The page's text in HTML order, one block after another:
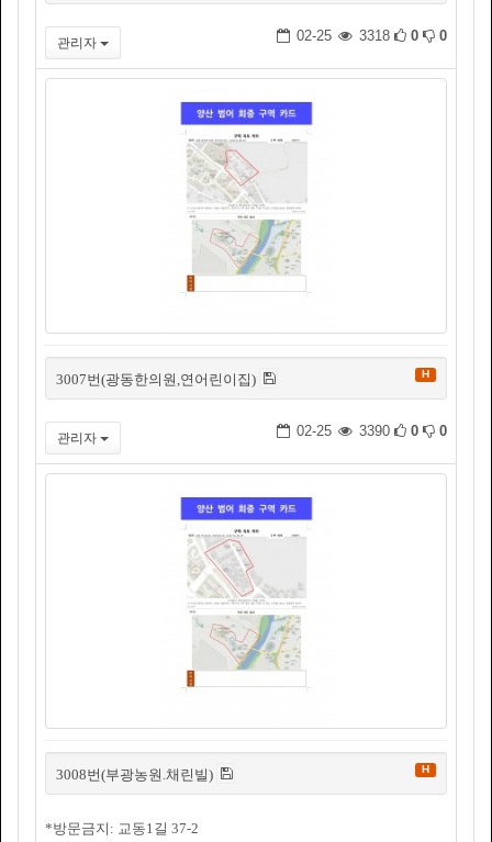
관리자 02-25 3318 0 0
3007번(광동한의원,연어린이집) H
관리자 02-25 3390 0 0
3008번(부광농원.채린빌) H
*방문금지: 교동1길 37-2